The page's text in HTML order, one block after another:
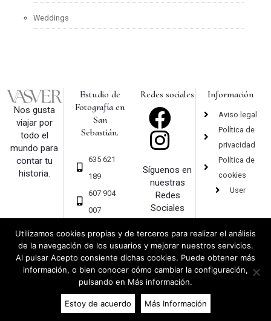
Weddings
Nos gusta
viajar por
todo el
mundo para
contar tu
historia.
Estudio de
Fotografía en
San
Sebastián.
635 621
189
607 904
007
ver.com
Redes sociales
Síguenos en
nuestras
Redes
Sociales
Información
Aviso legal
Política de
privacidad
Política de
cookies
User
Copyright 2019 © Vasver – Fotografía – San Sebastián |
DesarrolloSumurdigital | All Rights Reserved
Utilizamos cookies propias y de terceros para realizar el análisis
de la navegación de los usuarios y mejorar nuestros servicios.
Al pulsar Acepto consiente dichas cookies. Puede obtener más
información, o bien conocer cómo cambiar la configuración,
pulsando en Más información.
Estoy de acuerdo Más Información